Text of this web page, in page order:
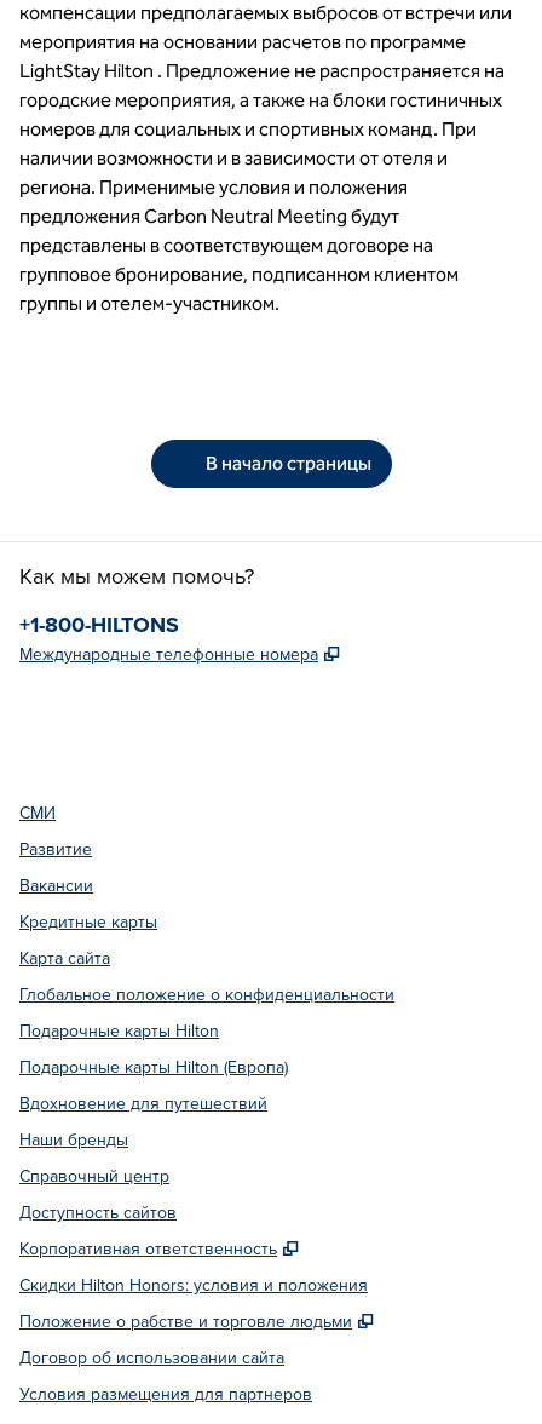
компенсации предполагаемых выбросов от встречи или
мероприятия на основании расчетов по программе
LightStay Hilton . Предложение не распространяется на
городские мероприятия, а также на блоки гостиничных
номеров для социальных и спортивных команд. При
наличии возможности и в зависимости от отеля и
региона. Применимые условия и положения
предложения Carbon Neutral Meeting будут
представлены в соответствующем договоре на
групповое бронирование, подписанном клиентом
группы и отелем-участником.
В начало страницы
Как мы можем помочь?
Телефон:
+1-800-HILTONS
Международные телефонные номера ,
СМИ
Развитие
Вакансии
Кредитные карты
Карта сайта
Глобальное положение о конфиденциальности
Подарочные карты Hilton
Подарочные карты Hilton (Европа)
Вдохновение для путешествий
Наши бренды
Справочный центр
Доступность сайтов
Корпоративная ответственность
,
Скидки Hilton Honors: условия и положения
Положение о рабстве и торговле людьми
,
Договор об использовании сайта
Условия размещения для партнеров